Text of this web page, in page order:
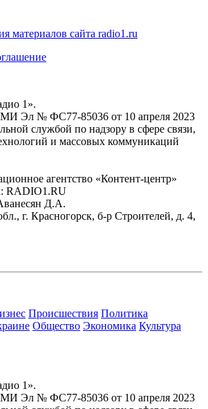
материалов сайта radio1.ru
1».
Эл № ФС77-85036 от 10 апреля 2023
службой по надзору в сфере связи,
и массовых коммуникаций
агентство «Контент-центр»
RADIO1.RU
Д.А.
г. Красногорск, б-р Строителей, д. 4,
Происшествия Политика
Общество Экономика Культура
1».
Эл № ФС77-85036 от 10 апреля 2023